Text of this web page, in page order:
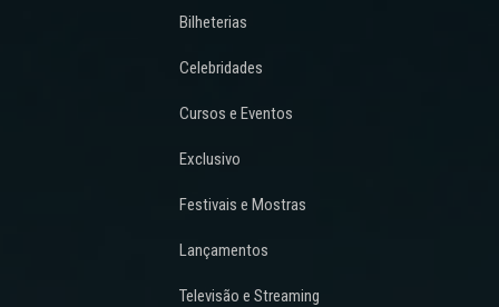
Bilheterias
Celebridades
Cursos e Eventos
Exclusivo
Festivais e Mostras
Lançamentos
Televisão e Streaming